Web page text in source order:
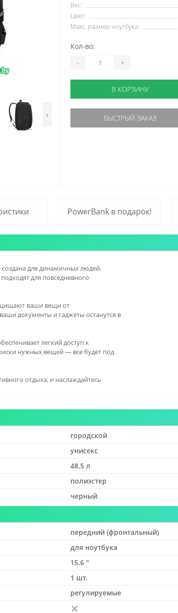
›
Вес:
Цвет:
Макс. размер ноутбука:
Кол-во:
- +
В КОРЗИНУ
БЫСТРЫЙ ЗАКАЗ
PowerBank в подарок!
создана для динамичных людей,
для повседневного
ваши вещи от
документы и гаджеты останутся в
легкий доступ к
нужных вещей — все будет под
отдыха, и наслаждайтесь
городской
унисекс
48.5 л
полиэстер
черный
передний (фронтальный)
для ноутбука
15.6 "
1 шт.
регулируемые